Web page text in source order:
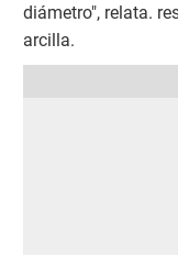
diámetro", relata.
arcilla.